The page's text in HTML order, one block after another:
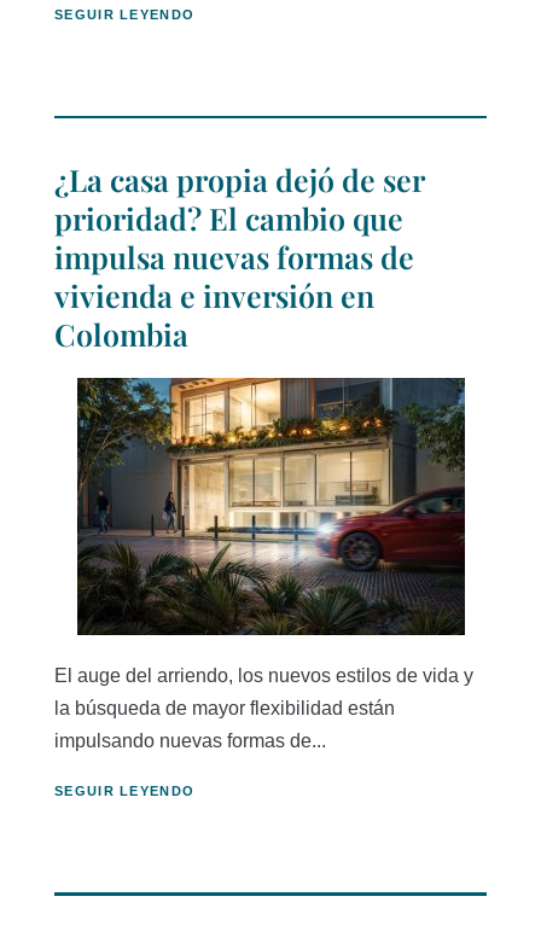
SEGUIR LEYENDO
¿La casa propia dejó de ser
prioridad? El cambio que
impulsa nuevas formas de
vivienda e inversión en
Colombia
El auge del arriendo, los nuevos estilos de vida y
la búsqueda de mayor flexibilidad están
impulsando nuevas formas de...
SEGUIR LEYENDO